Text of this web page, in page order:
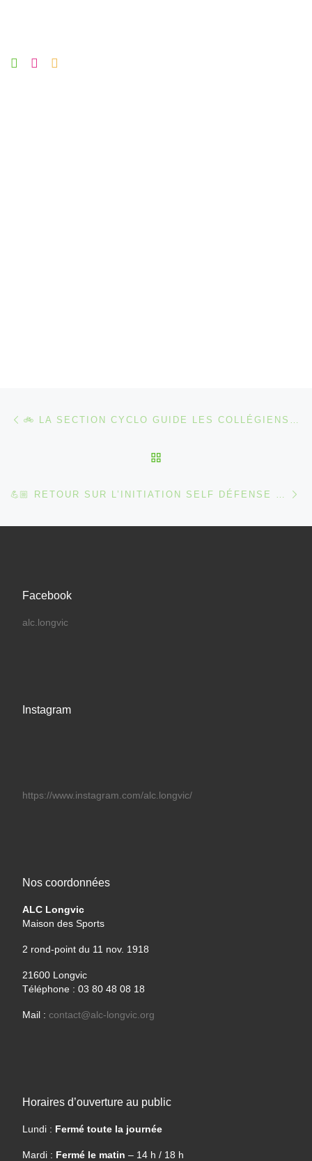
Parcourir les articles
Facebook
alc.longvic
Instagram
https://www.instagram.com/alc.longvic/
Nos coordonnées
ALC Longvic
Maison des Sports
2 rond-point du 11 nov. 1918
21600 Longvic
Téléphone : 03 80 48 08 18
Mail : contact@alc-longvic.org
Horaires d’ouverture au public
Lundi : Fermé toute la journée
Mardi : Fermé le matin – 14 h / 18 h